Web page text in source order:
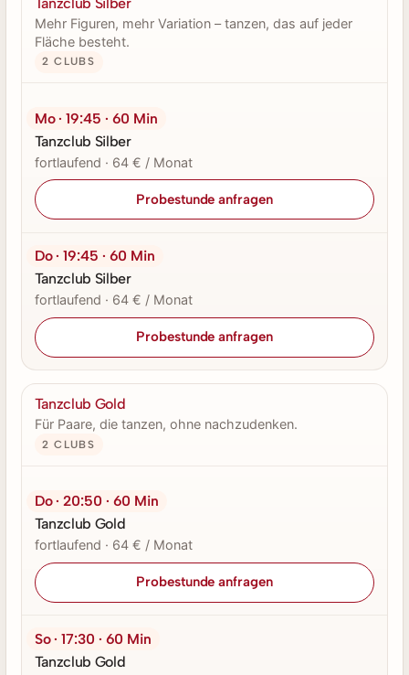
Mehr Figuren, mehr Variation – tanzen, das auf jeder
Fläche besteht.
2 CLUBS
Mo · 19:45 · 60 Min
Tanzclub Silber
fortlaufend · 64 € / Monat
Probestunde anfragen
Do · 19:45 · 60 Min
Tanzclub Silber
fortlaufend · 64 € / Monat
Probestunde anfragen
Tanzclub Gold
Für Paare, die tanzen, ohne nachzudenken.
2 CLUBS
Do · 20:50 · 60 Min
Tanzclub Gold
fortlaufend · 64 € / Monat
Probestunde anfragen
So · 17:30 · 60 Min
Tanzclub Gold